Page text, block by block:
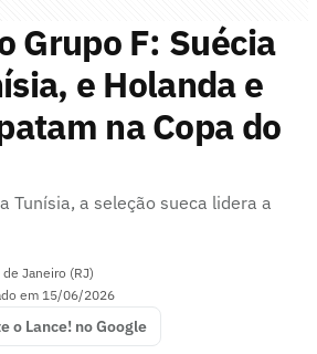
Grupo F: Suécia
e Holanda e
na Copa do
Tunísia, a seleção sueca lidera a
de Janeiro (RJ)
em 15/06/2026
o Lance! no Google